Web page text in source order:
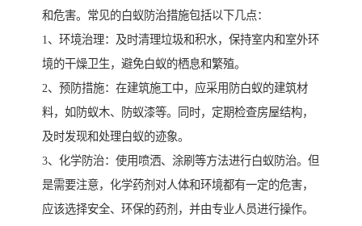
和危害。常见的白蚁防治措施包括以下几点：
1、环境治理：及时清理垃圾和积水，保持室内和室外环
境的干燥卫生，避免白蚁的栖息和繁殖。
2、预防措施：在建筑施工中，应采用防白蚁的建筑材
料，如防蚁木、防蚁漆等。同时，定期检查房屋结构，
及时发现和处理白蚁的迹象。
3、化学防治：使用喷洒、涂刷等方法进行白蚁防治。但
是需要注意，化学药剂对人体和环境都有一定的危害，
应该选择安全、环保的药剂，并由专业人员进行操作。